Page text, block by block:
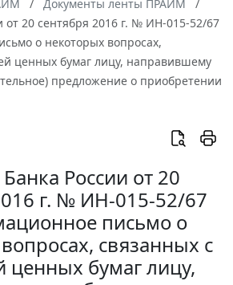
Документы ленты ПРАЙМ
от 20 сентября 2016 г. № ИН-015-52/67
о некоторых вопросах,
ценных бумаг лицу, направившему
предложение о приобретении
России от 20
г. № ИН-015-52/67
письмо о
связанных с
ценных бумаг лицу,